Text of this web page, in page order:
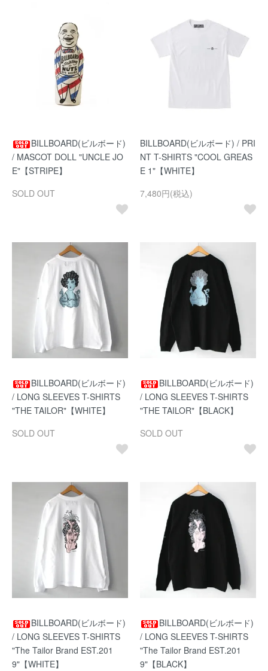
BILLBOARD(ビルボード)
/ MASCOT DOLL "UNCLE JO
E"【STRIPE】
SOLD OUT
BILLBOARD(ビルボード) / PRI
NT T-SHIRTS "COOL GREAS
E 1"【WHITE】
7,480円(税込)
BILLBOARD(ビルボード)
/ LONG SLEEVES T-SHIRTS
"THE TAILOR"【WHITE】
SOLD OUT
BILLBOARD(ビルボード)
/ LONG SLEEVES T-SHIRTS
"THE TAILOR"【BLACK】
SOLD OUT
BILLBOARD(ビルボード)
/ LONG SLEEVES T-SHIRTS
"The Tailor Brand EST.201
9"【WHITE】
BILLBOARD(ビルボード)
/ LONG SLEEVES T-SHIRTS
"The Tailor Brand EST.201
9"【BLACK】